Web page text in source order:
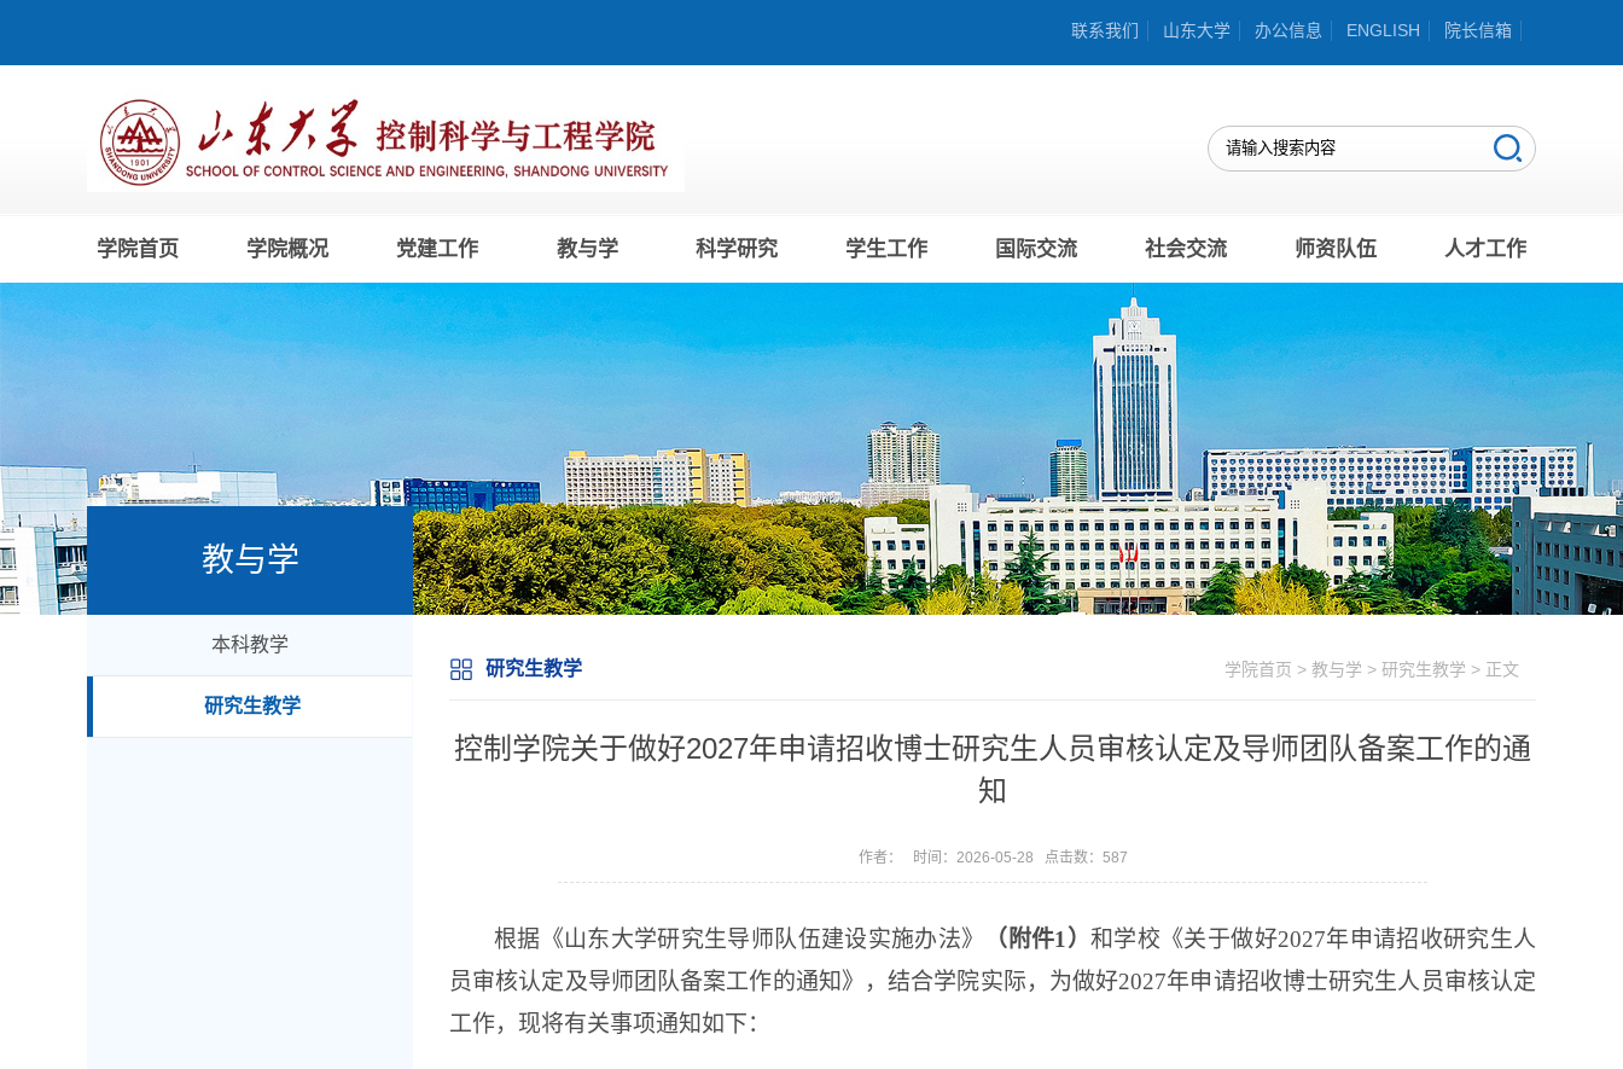
联系我们 山东大学 办公信息 ENGLISH 院长信箱
学院首页 学院概况 党建工作 教与学 科学研究 学生工作 国际交流 社会交流 师资队伍 人才工作
教与学
本科教学
研究生教学
研究生教学 学院首页 > 教与学 > 研究生教学 > 正文
控制学院关于做好2027年申请招收博士研究生人员审核认定及导师团队备案工作的通
知
作者： 时间：2026-05-28 点击数： 587
根据《山东大学研究生导师队伍建设实施办法》 （附件1 ）和学校《关于做好2027年申请招收研究生人
员审核认定及导师团队备案工作的通知》，结合学院实际，为做好2027年申请招收博士研究生人员审核认定
工作，现将有关事项通知如下：